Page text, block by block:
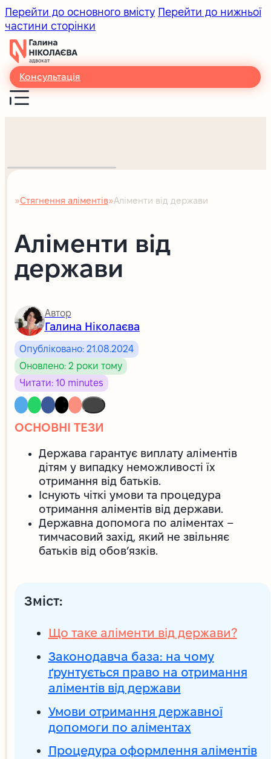
Перейти до основного вмісту Перейти до нижньої
частини сторінки
Консультація
Головна
Стягнення аліментів Аліменти від держави
Аліменти від
держави
Автор
Галина Ніколаєва
Опубліковано: 21.08.2024
Оновлено: 2 роки тому
Читати: 10 minutes
ОСНОВНІ ТЕЗИ
Держава гарантує виплату аліментів
дітям у випадку неможливості їх
отримання від батьків.
Існують чіткі умови та процедура
отримання аліментів від держави.
Державна допомога по аліментах –
тимчасовий захід, який не звільняє
батьків від обов’язків.
Зміст:
Що таке аліменти від держави?
Законодавча база: на чому
ґрунтується право на отримання
аліментів від держави
Умови отримання державної
допомоги по аліментах
Процедура оформлення аліментів